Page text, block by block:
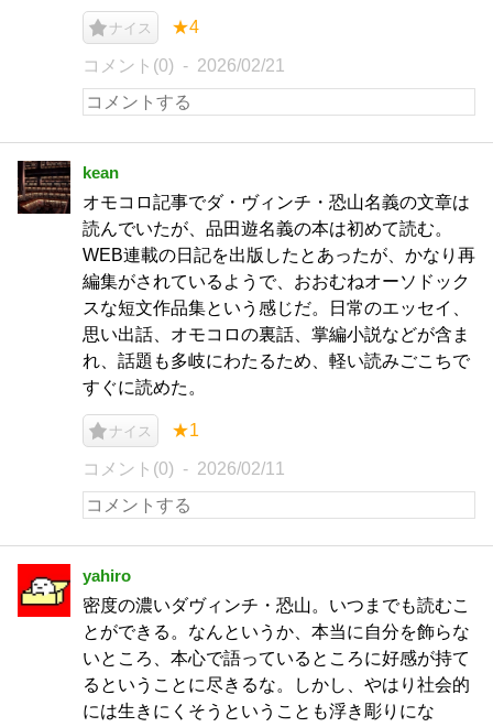
ナイス ★4
コメント(0) 2026/02/21
kean
オモコロ記事でダ・ヴィンチ・恐山名義の文章は
読んでいたが、品田遊名義の本は初めて読む。
WEB連載の日記を出版したとあったが、かなり再
編集がされているようで、おおむねオーソドック
スな短文作品集という感じだ。日常のエッセイ、
思い出話、オモコロの裏話、掌編小説などが含ま
れ、話題も多岐にわたるため、軽い読みごこちで
すぐに読めた。
ナイス ★1
コメント(0) 2026/02/11
yahiro
密度の濃いダヴィンチ・恐山。いつまでも読むこ
とができる。なんというか、本当に自分を飾らな
いところ、本心で語っているところに好感が持て
るということに尽きるな。しかし、やはり社会的
には生きにくそうということも浮き彫りにな